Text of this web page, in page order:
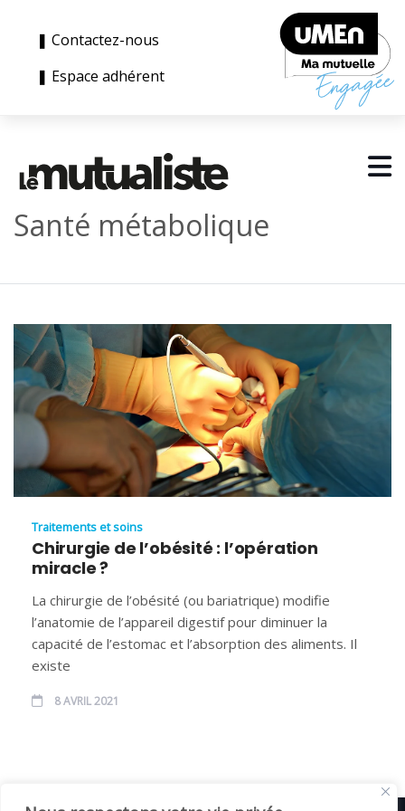
❚ Contactez-nous
❚ Espace adhérent
Santé métabolique
Traitements et soins
Chirurgie de l’obésité : l’opération
miracle ?
La chirurgie de l’obésité (ou bariatrique) modifie
l’anatomie de l’appareil digestif pour diminuer la
capacité de l’estomac et l’absorption des aliments. Il
existe
8 AVRIL 2021